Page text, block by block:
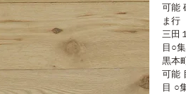
可能
ま行
三田
目○
黒本
可能
目 ○